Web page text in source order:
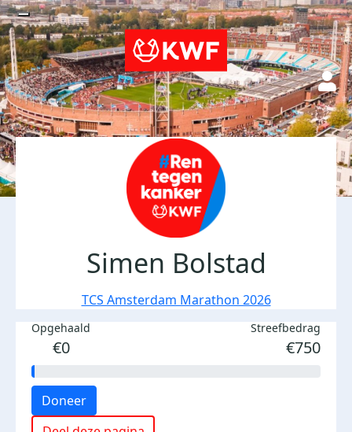
Simen Bolstad
TCS Amsterdam Marathon 2026
Opgehaald
€0
Streefbedrag
€750
Doneer